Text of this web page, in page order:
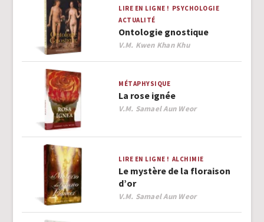
LIRE EN LIGNE ! PSYCHOLOGIE
ACTUALITÉ
Ontologie gnostique
Author
V.M. Kwen Khan Khu
MÉTAPHYSIQUE
La rose ignée
Author
V.M. Samael Aun Weor
LIRE EN LIGNE ! ALCHIMIE
Le mystère de la floraison
d’or
Author
V.M. Samael Aun Weor